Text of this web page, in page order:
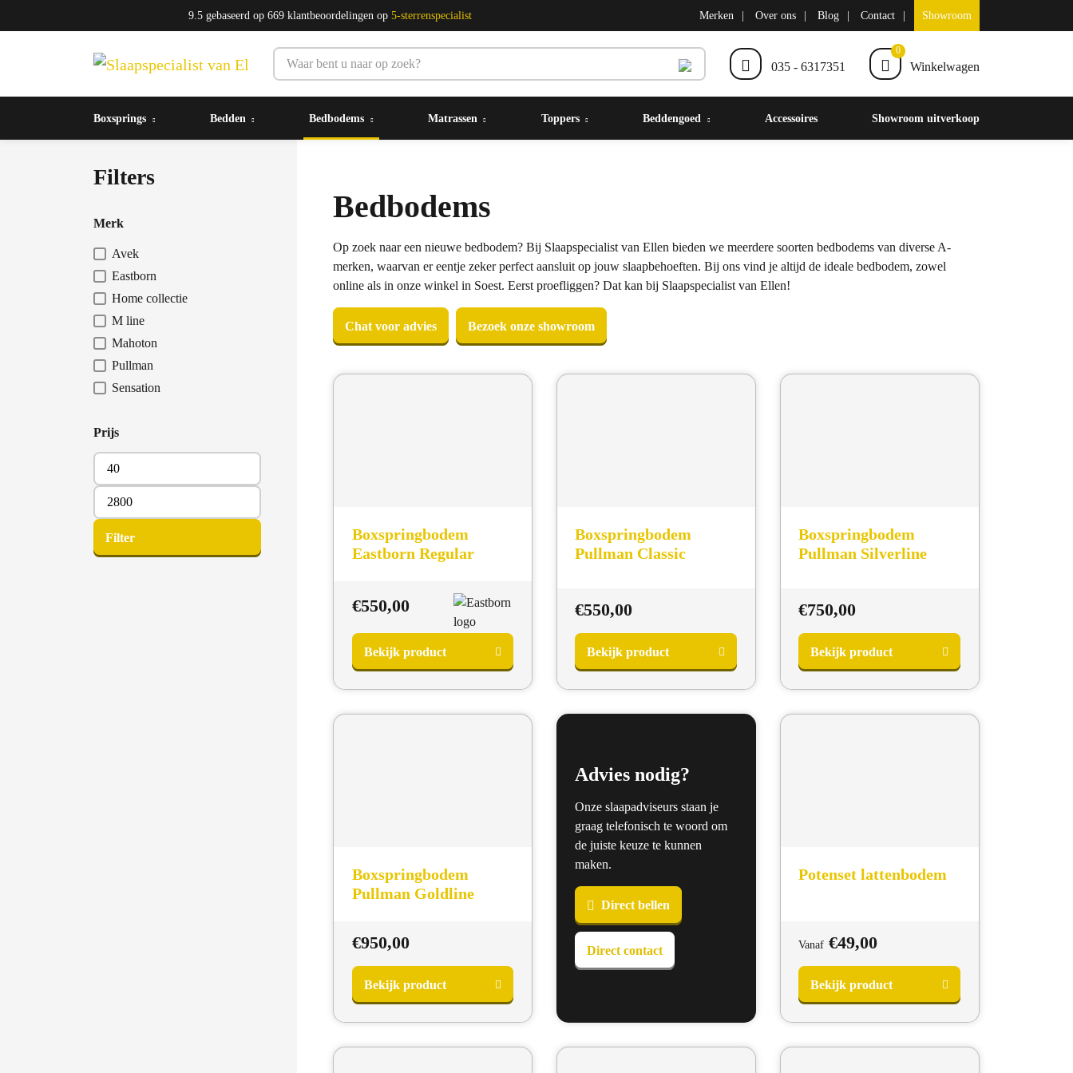
9.5 gebaseerd op 669 klantbeoordelingen op 5-sterrenspecialist Merken Over ons Blog Contact Showroom
035 - 6317351
0
Winkelwagen
Boxsprings Bedden Bedbodems Matrassen Toppers Beddengoed Accessoires Showroom uitverkoop
Filters
Merk
Avek
Eastborn
Home collectie
M line
Mahoton
Pullman
Sensation
Prijs
Min.
prijs
Max.
prijs
Filter
Bedbodems
Op zoek naar een nieuwe bedbodem? Bij Slaapspecialist van Ellen bieden we meerdere soorten bedbodems van diverse A-
merken, waarvan er eentje zeker perfect aansluit op jouw slaapbehoeften. Bij ons vind je altijd de ideale bedbodem, zowel
online als in onze winkel in Soest. Eerst proefliggen? Dat kan bij Slaapspecialist van Ellen!
Chat voor advies Bezoek onze showroom
Boxspringbodem
Eastborn Regular
€550,00
Bekijk product
Boxspringbodem
Pullman Classic
€550,00
Bekijk product
Boxspringbodem
Pullman Silverline
€750,00
Bekijk product
Boxspringbodem
Pullman Goldline
€950,00
Bekijk product
Advies nodig?
Onze slaapadviseurs staan je
graag telefonisch te woord om
de juiste keuze te kunnen
maken.
Direct bellen
Direct contact
Potenset lattenbodem
Vanaf €49,00
Bekijk product